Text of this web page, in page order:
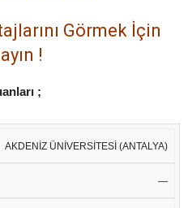
Görmek İçin
!
;
PUAN EN
KÜÇÜK
BAŞARI
SIRASI*
EN
BÜYÜK
AKDENİZ ÜNİVERSİTESİ (ANTALYA)
—